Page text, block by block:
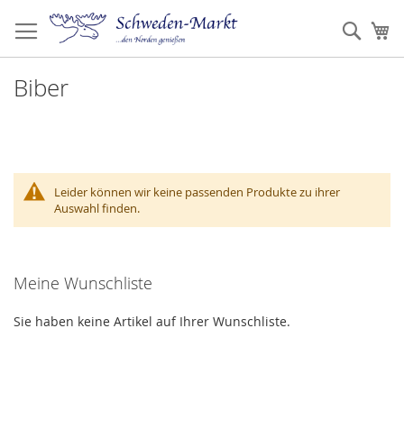
Inhalt
springen
Biber
Leider können wir keine passenden Produkte zu ihrer
Auswahl finden.
Meine Wunschliste
Sie haben keine Artikel auf Ihrer Wunschliste.